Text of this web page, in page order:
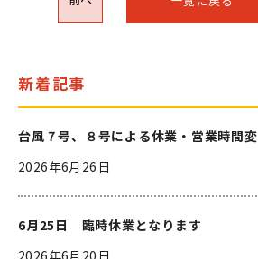
新着記事
台風７号、８号による休業・営業時間
2026年6月26日
6月25日 臨時休業となります